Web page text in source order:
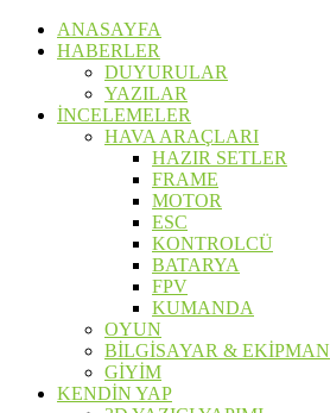
ANASAYFA
HABERLER
DUYURULAR
YAZILAR
İNCELEMELER
HAVA ARAÇLARI
HAZIR SETLER
FRAME
MOTOR
ESC
KONTROLCÜ
BATARYA
FPV
KUMANDA
OYUN
BİLGİSAYAR & EKİPMAN
GİYİM
KENDİN YAP